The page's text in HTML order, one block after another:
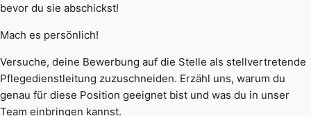
bevor du sie abschickst!
Mach es persönlich!
Versuche, deine Bewerbung auf die Stelle als stellvertretende
Pflegedienstleitung zuzuschneiden. Erzähl uns, warum du
genau für diese Position geeignet bist und was du in unser
Team einbringen kannst.